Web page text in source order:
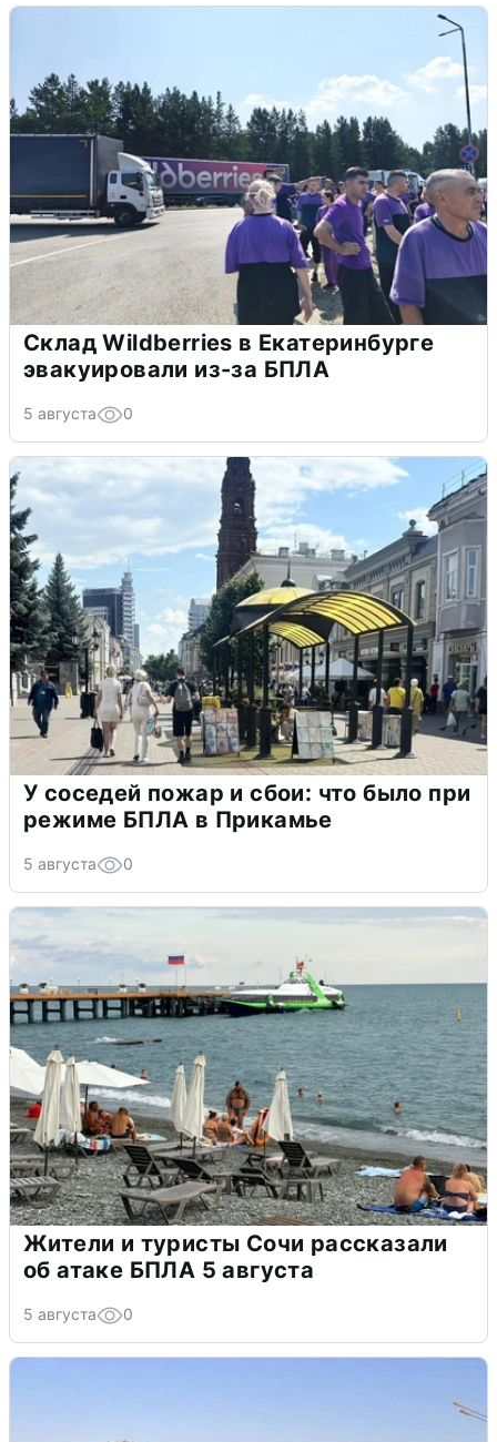
Склад Wildberries в Екатеринбурге
эвакуировали из-за БПЛА
5 августа 0
У соседей пожар и сбои: что было при
режиме БПЛА в Прикамье
5 августа 0
Жители и туристы Сочи рассказали
об атаке БПЛА 5 августа
5 августа 0